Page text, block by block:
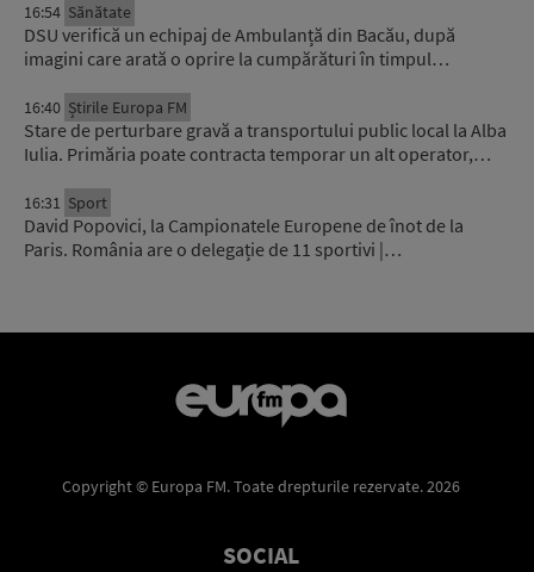
16:54 Sănătate
DSU verifică un echipaj de Ambulanță din Bacău, după
imagini care arată o oprire la cumpărături în timpul…
16:40 Știrile Europa FM
Stare de perturbare gravă a transportului public local la Alba
Iulia. Primăria poate contracta temporar un alt operator,…
16:31 Sport
David Popovici, la Campionatele Europene de înot de la
Paris. România are o delegație de 11 sportivi |…
Copyright © Europa FM. Toate drepturile rezervate. 2026
SOCIAL